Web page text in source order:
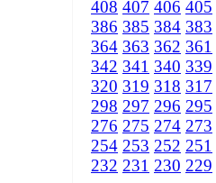
408 407 406 405
386 385 384 383
364 363 362 361
342 341 340 339
320 319 318 317
298 297 296 295
276 275 274 273
254 253 252 251
232 231 230 229